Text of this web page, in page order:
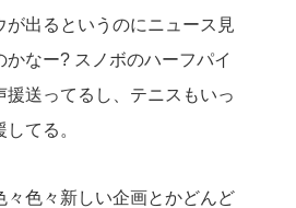
が出るというのにニュース見
かなー? スノボのハーフパイ
援送ってるし、テニスもいっ
てる。
々色々新しい企画とかどんど